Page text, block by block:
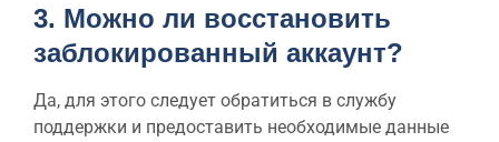
3. Можно ли восстановить
заблокированный аккаунт?
Да, для этого следует обратиться в службу
поддержки и предоставить необходимые данные